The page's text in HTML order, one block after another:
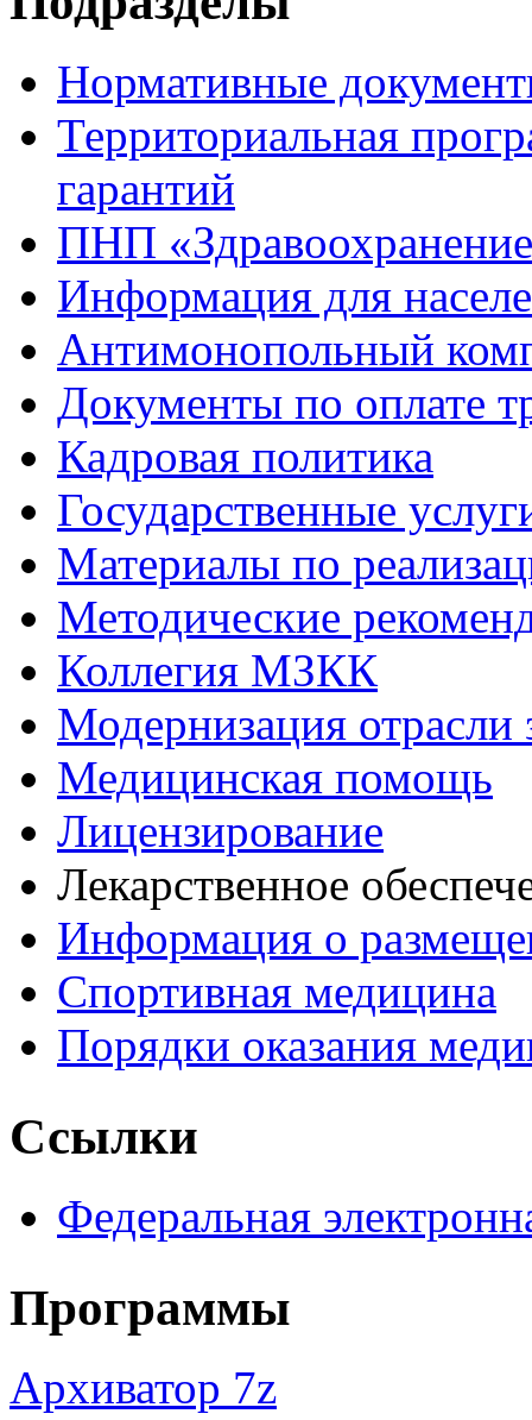
Нормативные
Территориальная
гарантий
ПНП
Информация для
Антимонопольный
Документы по оплате
Кадровая политика
Государственные
Материалы по
Методические
Коллегия МЗКК
Модернизация отрасли
Медицинская помощь
Лицензирование
Лекарственное
Информация о
Спортивная медицина
Порядки оказания
Ссылки
Федеральная
Программы
Архиватор 7z